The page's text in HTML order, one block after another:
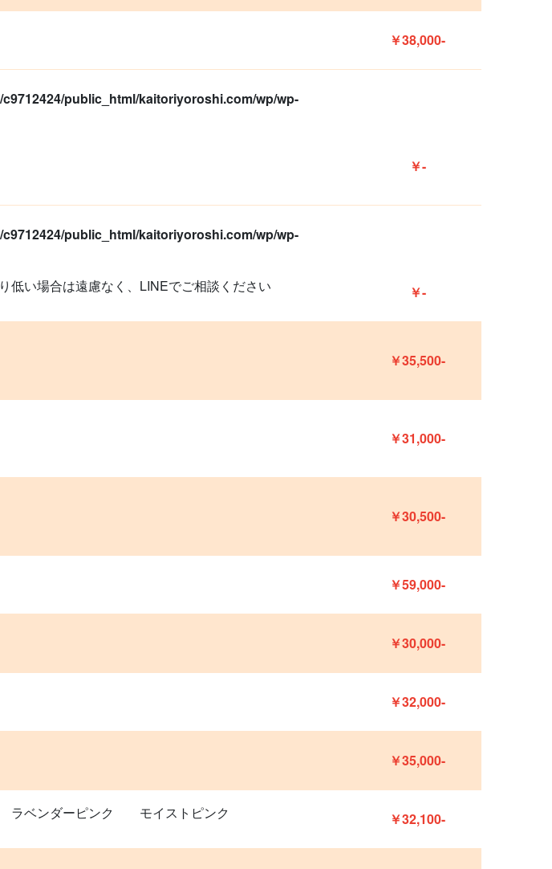
￥38,000-
c9712424/public_html/kaitoriyoroshi.com/wp/wp-
￥-
c9712424/public_html/kaitoriyoroshi.com/wp/wp-
低い場合は遠慮なく、LINEでご相談ください ￥-
￥35,500-
￥31,000-
￥30,500-
￥59,000-
￥30,000-
￥32,000-
￥35,000-
ベンダーピンク モイストピンク ￥32,100-